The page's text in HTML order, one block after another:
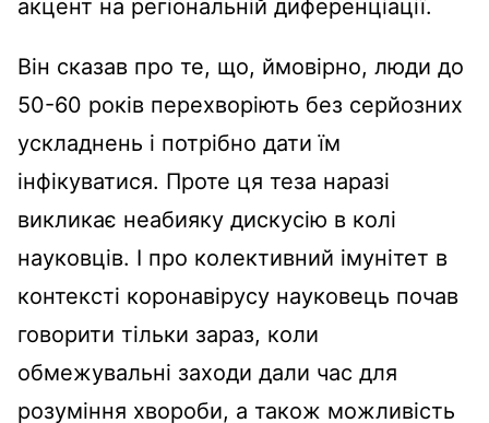
акцент на регіональній диференціації.
Він сказав про те, що, ймовірно, люди до
50-60 років перехворіють без серйозних
ускладнень і потрібно дати їм
інфікуватися. Проте ця теза наразі
викликає неабияку дискусію в колі
науковців. І про колективний імунітет в
контексті коронавірусу науковець почав
говорити тільки зараз, коли
обмежувальні заходи дали час для
розуміння хвороби, а також можливість